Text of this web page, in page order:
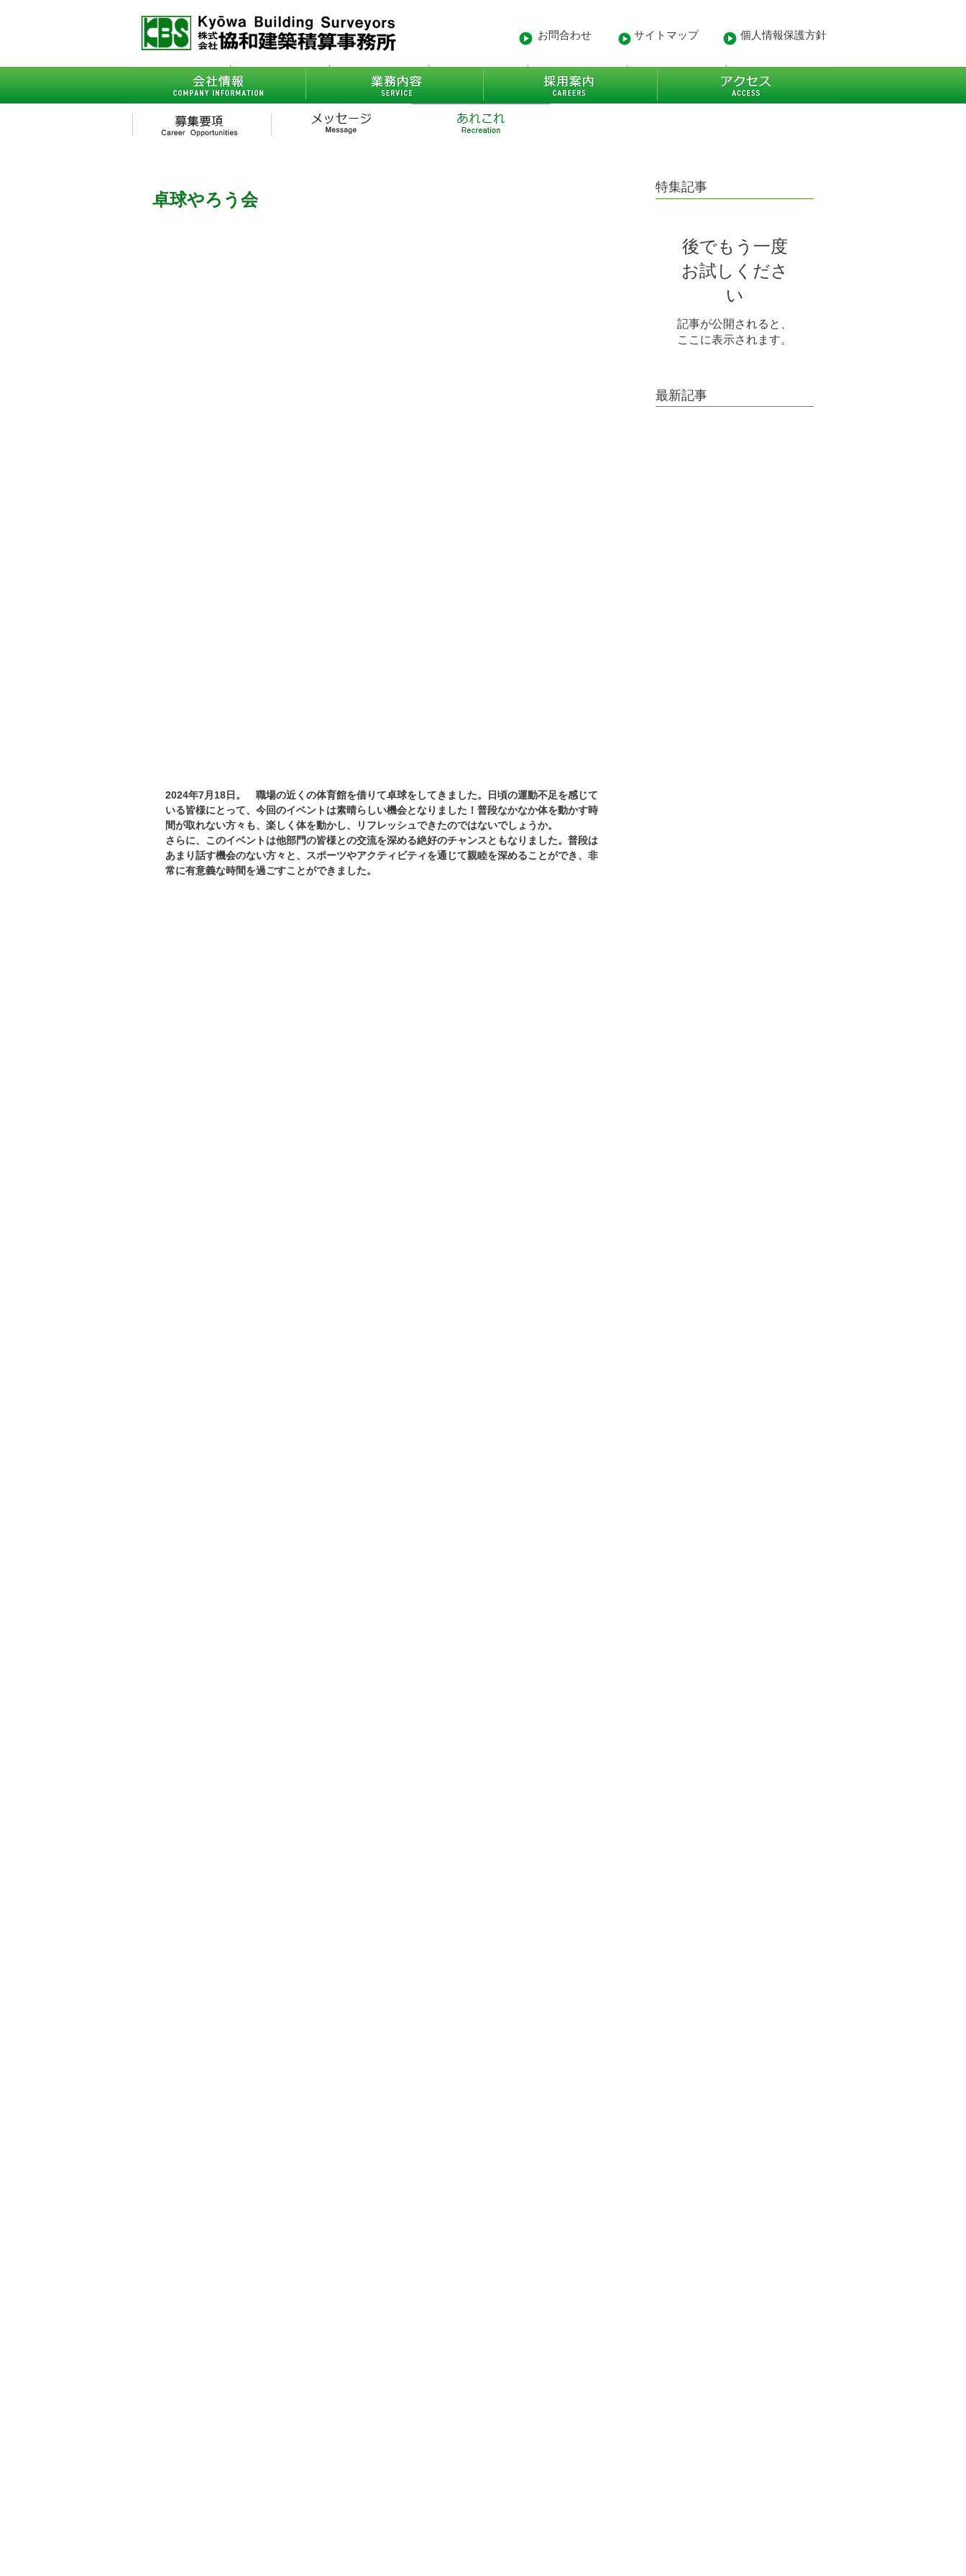
お問合わせ サイトマップ 個人情報保護方針
会社情報 - ごあいさつ - 沿革 業務内容 - 得意先 - 業務経歴 More
卓球やろう会
2024年7月18日。　職場の近くの体育館を借りて卓球をしてきました。日頃の運動不足を感じて
いる皆様にとって、今回のイベントは素晴らしい機会となりました！普段なかなか体を動かす時
間が取れない方々も、楽しく体を動かし、リフレッシュできたのではないでしょうか。
さらに、このイベントは他部門の皆様との交流を深める絶好のチャンスともなりました。普段は
あまり話す機会のない方々と、スポーツやアクティビティを通じて親睦を深めることができ、非
常に有意義な時間を過ごすことができました。
特集記事
後でもう一度
お試しくださ
い
記事が公開されると、
ここに表示されます。
最新記事